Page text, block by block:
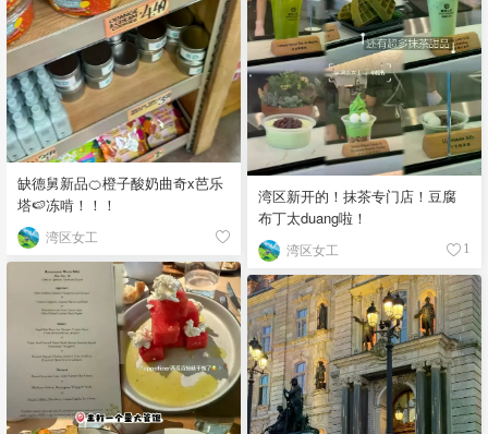
缺德舅新品🍊橙子酸奶曲奇x芭乐
塔🍉冻啃！！！
湾区女工
湾区新开的！抹茶专门店！豆腐
布丁太duang啦！
湾区女工 1